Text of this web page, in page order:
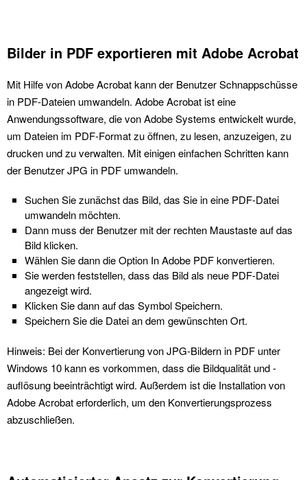
Bilder in PDF exportieren mit Adobe Acrobat
Mit Hilfe von Adobe Acrobat kann der Benutzer Schnappschüsse
in PDF-Dateien umwandeln. Adobe Acrobat ist eine
Anwendungssoftware, die von Adobe Systems entwickelt wurde,
um Dateien im PDF-Format zu öffnen, zu lesen, anzuzeigen, zu
drucken und zu verwalten. Mit einigen einfachen Schritten kann
der Benutzer JPG in PDF umwandeln.
Suchen Sie zunächst das Bild, das Sie in eine PDF-Datei
umwandeln möchten.
Dann muss der Benutzer mit der rechten Maustaste auf das
Bild klicken.
Wählen Sie dann die Option In Adobe PDF konvertieren.
Sie werden feststellen, dass das Bild als neue PDF-Datei
angezeigt wird.
Klicken Sie dann auf das Symbol Speichern.
Speichern Sie die Datei an dem gewünschten Ort.
Hinweis: Bei der Konvertierung von JPG-Bildern in PDF unter
Windows 10 kann es vorkommen, dass die Bildqualität und -
auflösung beeinträchtigt wird. Außerdem ist die Installation von
Adobe Acrobat erforderlich, um den Konvertierungsprozess
abzuschließen.